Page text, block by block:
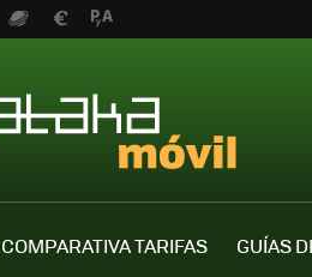
COMPARATIVA TARIFAS
GUÍAS